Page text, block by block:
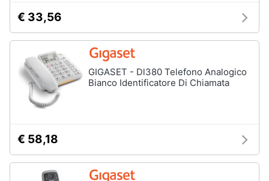
€ 33,56
GIGASET - Dl380 Telefono Analogico
Bianco Identificatore Di Chiamata
€ 58,18